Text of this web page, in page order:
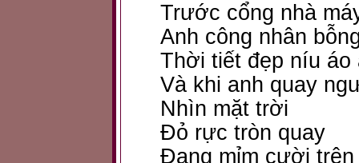
Trước cổng nhà
Anh công nhân
Thời tiết đẹp níu áo
Và khi anh quay
Nhìn mặt trời
Đỏ rực tròn quay
Đang mỉm cười